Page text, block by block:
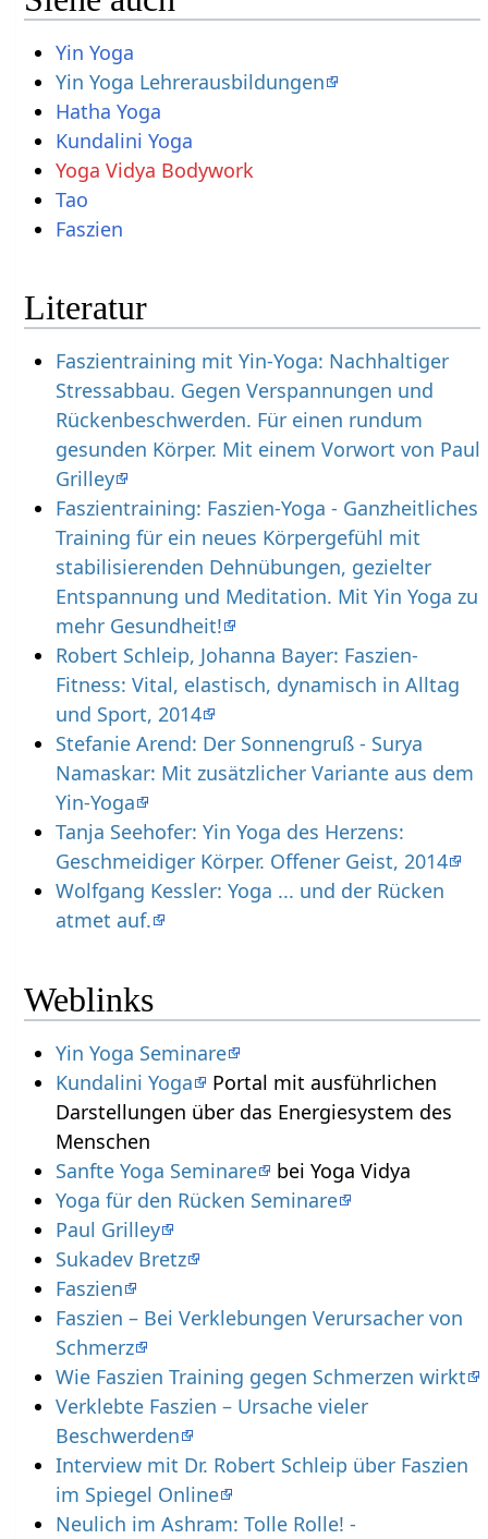
Yin Yoga
Yin Yoga Lehrerausbildungen
Hatha Yoga
Kundalini Yoga
Yoga Vidya Bodywork
Tao
Faszien
Literatur
Faszientraining mit Yin-Yoga: Nachhaltiger
Stressabbau. Gegen Verspannungen und
Rückenbeschwerden. Für einen rundum
gesunden Körper. Mit einem Vorwort von Paul
Grilley
Faszientraining: Faszien-Yoga - Ganzheitliches
Training für ein neues Körpergefühl mit
stabilisierenden Dehnübungen, gezielter
Entspannung und Meditation. Mit Yin Yoga zu
mehr Gesundheit!
Robert Schleip, Johanna Bayer: Faszien-
Fitness: Vital, elastisch, dynamisch in Alltag
und Sport, 2014
Stefanie Arend: Der Sonnengruß - Surya
Namaskar: Mit zusätzlicher Variante aus dem
Yin-Yoga
Tanja Seehofer: Yin Yoga des Herzens:
Geschmeidiger Körper. Offener Geist, 2014
Wolfgang Kessler: Yoga ... und der Rücken
atmet auf.
Weblinks
Yin Yoga Seminare
Kundalini Yoga
Portal mit ausführlichen
Darstellungen über das Energiesystem des
Menschen
Sanfte Yoga Seminare
bei Yoga Vidya
Yoga für den Rücken Seminare
Paul Grilley
Sukadev Bretz
Faszien
Faszien – Bei Verklebungen Verursacher von
Schmerz
Wie Faszien Training gegen Schmerzen wirkt
Verklebte Faszien – Ursache vieler
Beschwerden
Interview mit Dr. Robert Schleip über Faszien
im Spiegel Online
Neulich im Ashram: Tolle Rolle! -